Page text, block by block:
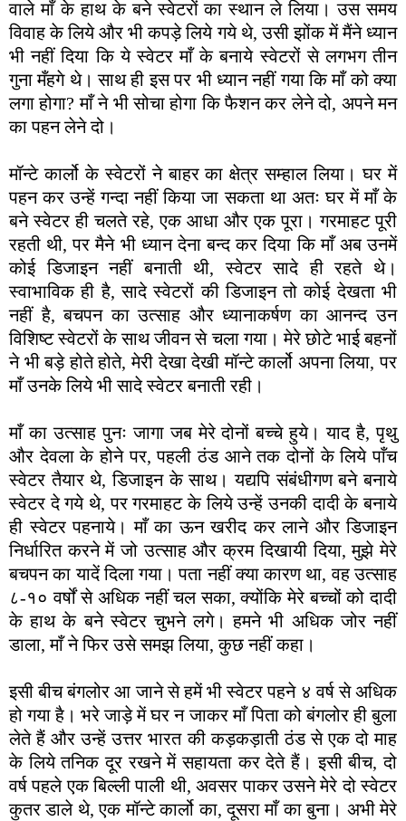
वाले माँ के हाथ के बने स्वेटरों का स्थान ले लिया। उस समय
विवाह के लिये और भी कपड़े लिये गये थे, उसी झोंक में मैंने ध्यान
भी नहीं दिया कि ये स्वेटर माँ के बनाये स्वेटरों से लगभग तीन
गुना मँहगे थे। साथ ही इस पर भी ध्यान नहीं गया कि माँ को क्या
लगा होगा? माँ ने भी सोचा होगा कि फैशन कर लेने दो, अपने मन
का पहन लेने दो।
मॉन्टे कार्लो के स्वेटरों ने बाहर का क्षेत्र सम्हाल लिया। घर में
पहन कर उन्हें गन्दा नहीं किया जा सकता था अतः घर में माँ के
बने स्वेटर ही चलते रहे, एक आधा और एक पूरा। गरमाहट पूरी
रहती थी, पर मैने भी ध्यान देना बन्द कर दिया कि माँ अब उनमें
कोई डिजाइन नहीं बनाती थी, स्वेटर सादे ही रहते थे।
स्वाभाविक ही है, सादे स्वेटरों की डिजाइन तो कोई देखता भी
नहीं है, बचपन का उत्साह और ध्यानाकर्षण का आनन्द उन
विशिष्ट स्वेटरों के साथ जीवन से चला गया। मेरे छोटे भाई बहनों
ने भी बड़े होते होते, मेरी देखा देखी मॉन्टे कार्लो अपना लिया, पर
माँ उनके लिये भी सादे स्वेटर बनाती रही।
माँ का उत्साह पुनः जागा जब मेरे दोनों बच्चे हुये। याद है, पृथु
और देवला के होने पर, पहली ठंड आने तक दोनों के लिये पाँच
स्वेटर तैयार थे, डिजाइन के साथ। यद्यपि संबंधीगण बने बनाये
स्वेटर दे गये थे, पर गरमाहट के लिये उन्हें उनकी दादी के बनाये
ही स्वेटर पहनाये। माँ का ऊन खरीद कर लाने और डिजाइन
निर्धारित करने में जो उत्साह और क्रम दिखायी दिया, मुझे मेरे
बचपन का यादें दिला गया। पता नहीं क्या कारण था, वह उत्साह
८-१० वर्षों से अधिक नहीं चल सका, क्योंकि मेरे बच्चों को दादी
के हाथ के बने स्वेटर चुभने लगे। हमने भी अधिक जोर नहीं
डाला, माँ ने फिर उसे समझ लिया, कुछ नहीं कहा।
इसी बीच बंगलोर आ जाने से हमें भी स्वेटर पहने ४ वर्ष से अधिक
हो गया है। भरे जाड़े में घर न जाकर माँ पिता को बंगलोर ही बुला
लेते हैं और उन्हें उत्तर भारत की कड़कड़ाती ठंड से एक दो माह
के लिये तनिक दूर रखने में सहायता कर देते हैं। इसी बीच, दो
वर्ष पहले एक बिल्ली पाली थी, अवसर पाकर उसने मेरे दो स्वेटर
कुतर डाले थे, एक मॉन्टे कार्लो का, दूसरा माँ का बुना। अभी मेरे